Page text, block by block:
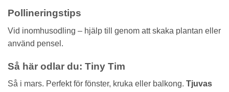
Pollineringstips
Vid inomhusodling – hjälp till genom att skaka plantan eller
använd pensel.
Så här odlar du: Tiny Tim
Så i mars. Perfekt för fönster, kruka eller balkong. Tjuvas